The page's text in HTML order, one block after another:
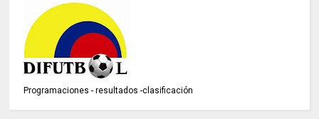
Programaciones - resultados -clasificación